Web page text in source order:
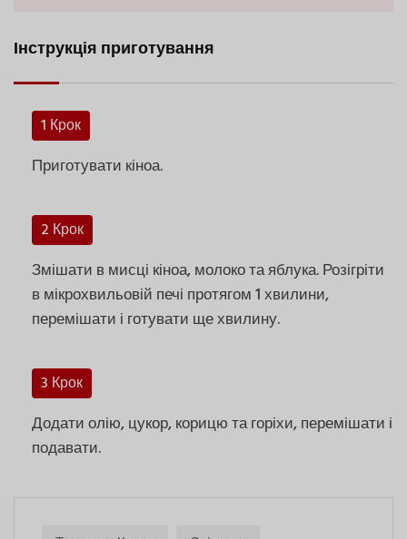
Інструкція приготування
1 Крок
Приготувати кіноа.
2 Крок
Змішати в мисці кіноа, молоко та яблука. Розігріти
в мікрохвильовій печі протягом 1 хвилини,
перемішати і готувати ще хвилину.
3 Крок
Додати олію, цукор, корицю та горіхи, перемішати і
подавати.